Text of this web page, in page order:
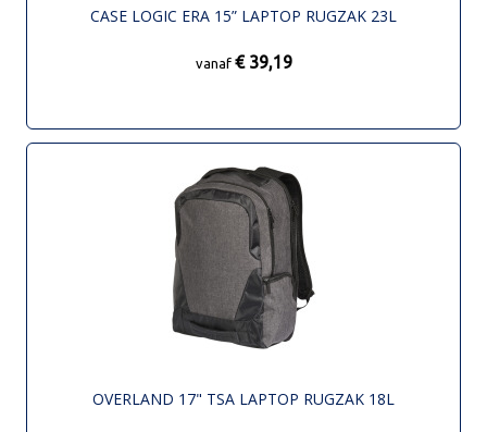
CASE LOGIC ERA 15” LAPTOP RUGZAK 23L
vanaf € 39,19
OVERLAND 17" TSA LAPTOP RUGZAK 18L